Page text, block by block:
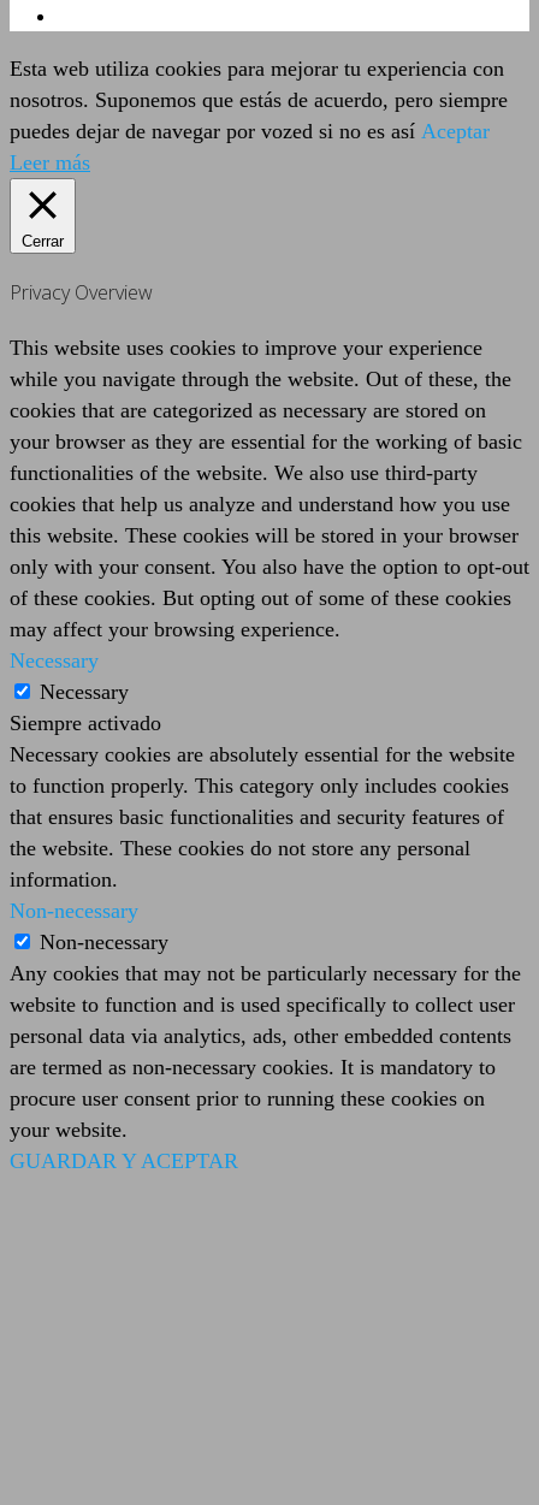
Esta web utiliza cookies para mejorar tu experiencia con
nosotros. Suponemos que estás de acuerdo, pero siempre
puedes dejar de navegar por vozed si no es así Aceptar
Leer más
Cerrar
Privacy Overview
This website uses cookies to improve your experience
while you navigate through the website. Out of these, the
cookies that are categorized as necessary are stored on
your browser as they are essential for the working of basic
functionalities of the website. We also use third-party
cookies that help us analyze and understand how you use
this website. These cookies will be stored in your browser
only with your consent. You also have the option to opt-out
of these cookies. But opting out of some of these cookies
may affect your browsing experience.
Necessary
Necessary
Siempre activado
Necessary cookies are absolutely essential for the website
to function properly. This category only includes cookies
that ensures basic functionalities and security features of
the website. These cookies do not store any personal
information.
Non-necessary
Non-necessary
Any cookies that may not be particularly necessary for the
website to function and is used specifically to collect user
personal data via analytics, ads, other embedded contents
are termed as non-necessary cookies. It is mandatory to
procure user consent prior to running these cookies on
your website.
GUARDAR Y ACEPTAR